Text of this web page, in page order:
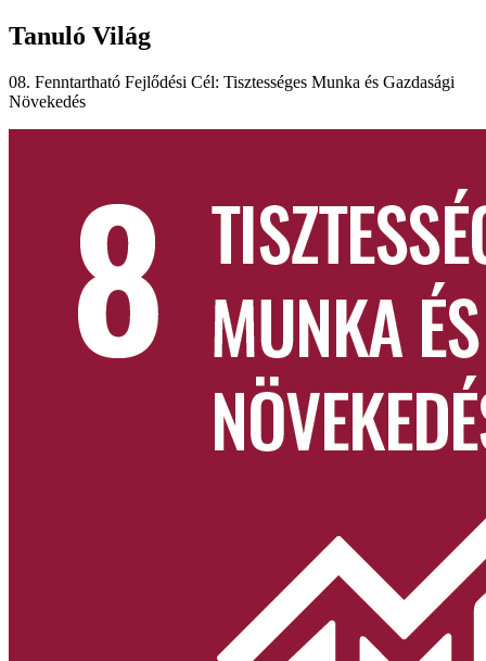
Tanuló Világ
08. Fenntartható Fejlődési Cél: Tisztességes Munka és Gazdasági
Növekedés